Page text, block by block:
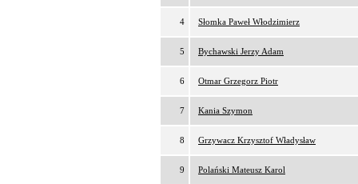
4 Słomka Paweł Włodzimierz
5 Bychawski Jerzy Adam
6 Otmar Grzegorz Piotr
7 Kania Szymon
8 Grzywacz Krzysztof Władysław
9 Polański Mateusz Karol